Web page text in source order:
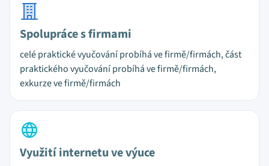
Spolupráce s firmami
celé praktické vyučování probíhá ve firmě/firmách, část
praktického vyučování probíhá ve firmě/firmách,
exkurze ve firmě/firmách
Využití internetu ve výuce